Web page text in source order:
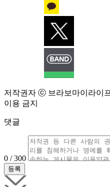
저작권자 ⓒ 브라보마이라이
이용 금지
댓글
0 / 300